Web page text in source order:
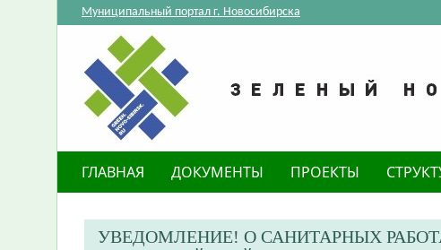
Муниципальный портал г. Новосибирска
ГЛАВНАЯ ДОКУМЕНТЫ ПРОЕКТЫ
​УВЕДОМЛЕНИЕ! О САНИТАРНЫХ